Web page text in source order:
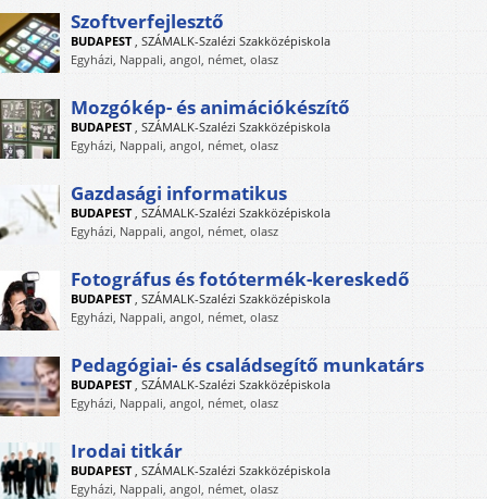
Szoftverfejlesztő
BUDAPEST SZÁMALK-Szalézi Szakközépiskola
Egyházi, Nappali, angol, német, olasz
Mozgókép- és animációkészítő
BUDAPEST SZÁMALK-Szalézi Szakközépiskola
Egyházi, Nappali, angol, német, olasz
Gazdasági informatikus
BUDAPEST SZÁMALK-Szalézi Szakközépiskola
Egyházi, Nappali, angol, német, olasz
Fotográfus és fotótermék-kereskedő
BUDAPEST SZÁMALK-Szalézi Szakközépiskola
Egyházi, Nappali, angol, német, olasz
Pedagógiai- és családsegítő munkatárs
BUDAPEST SZÁMALK-Szalézi Szakközépiskola
Egyházi, Nappali, angol, német, olasz
Irodai titkár
BUDAPEST SZÁMALK-Szalézi Szakközépiskola
Egyházi, Nappali, angol, német, olasz